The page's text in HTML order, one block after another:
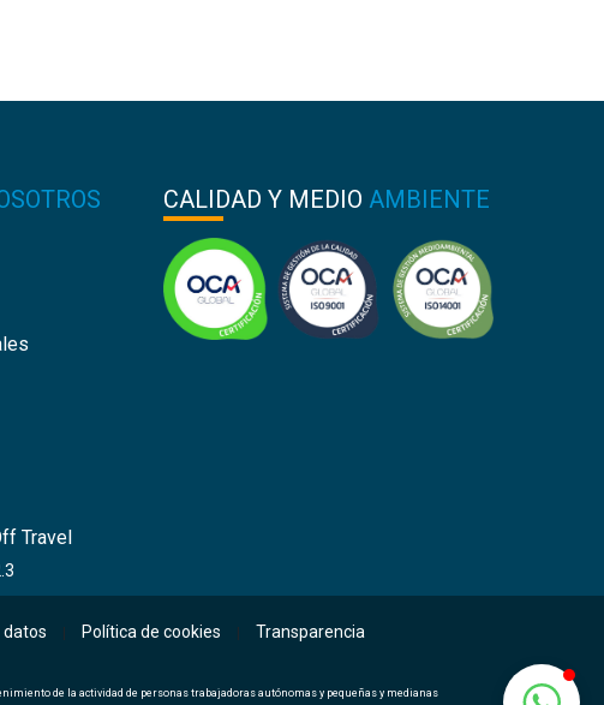
CALIDAD Y MEDIO AMBIENTE
Travel
datos Política de cookies Transparencia
de la actividad de personas trabajadoras autónomas y pequeñas y medianas